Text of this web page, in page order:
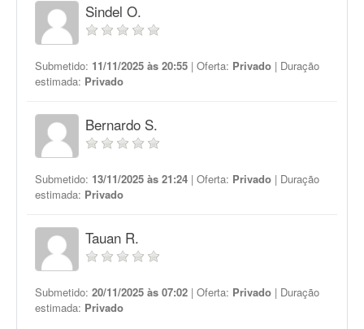
Sindel O.
Submetido: 11/11/2025 às 20:55 | Oferta: Privado | Duração
estimada: Privado
Bernardo S.
Submetido: 13/11/2025 às 21:24 | Oferta: Privado | Duração
estimada: Privado
Tauan R.
Submetido: 20/11/2025 às 07:02 | Oferta: Privado | Duração
estimada: Privado